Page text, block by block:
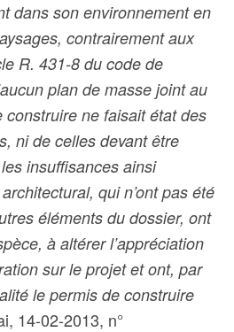
dans son environnement en
contrairement aux
R. 431-8 du code de
plan de masse joint au
ne faisait état des
ni de celles devant être
insuffisances ainsi
qui n’ont pas été
éléments du dossier, ont
à altérer l’appréciation
sur le projet et ont, par
le permis de construire
14-02-2013, n°